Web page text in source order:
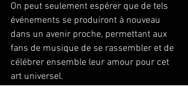
On peut seulement espérer que de tels
événements se produiront à nouveau
dans un avenir proche, permettant aux
fans de musique de se rassembler et de
célébrer ensemble leur amour pour cet
art universel.